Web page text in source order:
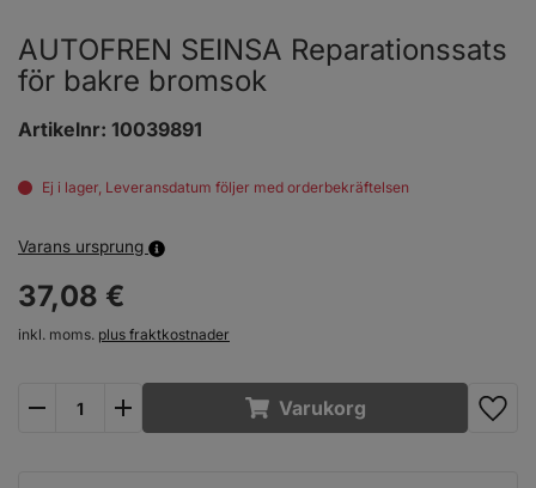
AUTOFREN SEINSA Reparationssats
för bakre bromsok
Artikelnr: 10039891
Ej i lager, Leveransdatum följer med orderbekräftelsen
Varans ursprung
37,08 €
inkl. moms. plus fraktkostnader
Varukorg